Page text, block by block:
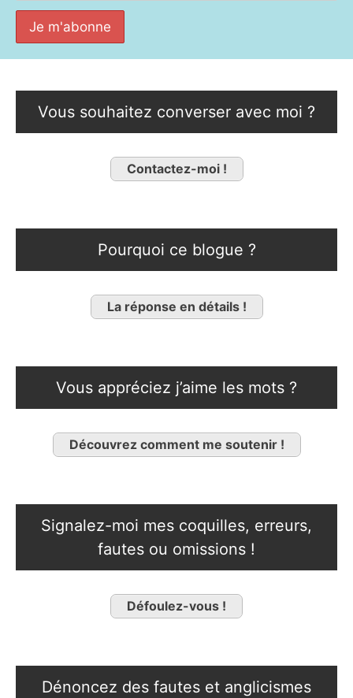
Vous souhaitez converser avec moi ?
Contactez-moi !
Pourquoi ce blogue ?
La réponse en détails !
Vous appréciez j’aime les mots ?
Découvrez comment me soutenir !
Signalez-moi mes coquilles, erreurs,
fautes ou omissions !
Défoulez-vous !
Dénoncez des fautes et anglicismes